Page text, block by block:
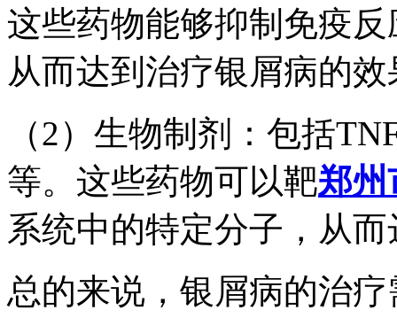
这些药物能够抑制免疫
从而达到治疗银屑病的效
（2）生物制剂：包括
等。这些药物可以靶郑州
系统中的特定分子，从
总的来说，银屑病的治